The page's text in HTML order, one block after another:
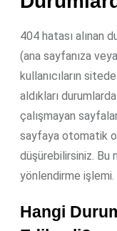
404 hatası alınan
(ana sayfanıza
kullanıcıların
aldıkları
çalışmayan
sayfaya otomatik
düşürebilirsiniz. Bu
yönlendirme işlemi.
Hangi